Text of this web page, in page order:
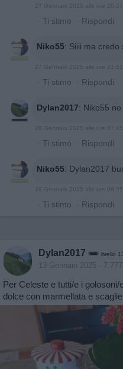
27 Gennaio 2025 alle ore 20:57
· Ti stimo · Rispondi
Niko55: Siiii ma credo
27 Gennaio 2025 alle ore 21:51
· Ti stimo · Rispondi
Dylan2017: Niko55
28 Gennaio 2025 alle ore 07:45
· Ti stimo · Rispondi
Niko55: Dylan2017
28 Gennaio 2025 alle ore 08:25
· Ti stimo · Rispondi
Dylan2017 livello
13 Gennaio 2025 -
Per Celeste e tutti/e i
dolce con marmellata e